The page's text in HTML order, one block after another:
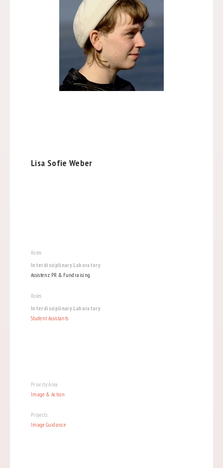
Lisa Sofie Weber
Roles
Interdisciplinary Laboratory
Assistenz PR & Fundraising
Roles
Interdisciplinary Laboratory
Student Assistants
Priority Area
Image & Action
Projects:
Image Guidance